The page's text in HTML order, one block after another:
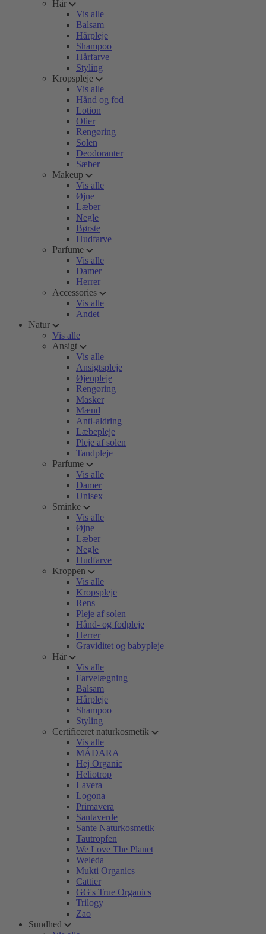
Hår
Vis alle
Balsam
Hårpleje
Shampoo
Hårfarve
Styling
Kropspleje
Vis alle
Hånd og fod
Lotion
Olier
Rengøring
Solen
Deodoranter
Sæber
Makeup
Vis alle
Øjne
Læber
Negle
Børste
Hudfarve
Parfume
Vis alle
Damer
Herrer
Accessories
Vis alle
Andet
Natur
Vis alle
Ansigt
Vis alle
Ansigtspleje
Øjenpleje
Rengøring
Masker
Mænd
Anti-aldring
Læbepleje
Pleje af solen
Tandpleje
Parfume
Vis alle
Damer
Unisex
Sminke
Vis alle
Øjne
Læber
Negle
Hudfarve
Kroppen
Vis alle
Kropspleje
Rens
Pleje af solen
Hånd- og fodpleje
Herrer
Graviditet og babypleje
Hår
Vis alle
Farvelægning
Balsam
Hårpleje
Shampoo
Styling
Certificeret naturkosmetik
Vis alle
MÁDARA
Hej Organic
Heliotrop
Lavera
Logona
Primavera
Santaverde
Sante Naturkosmetik
Tautropfen
We Love The Planet
Weleda
Mukti Organics
Cattier
GG's True Organics
Trilogy
Zao
Sundhed